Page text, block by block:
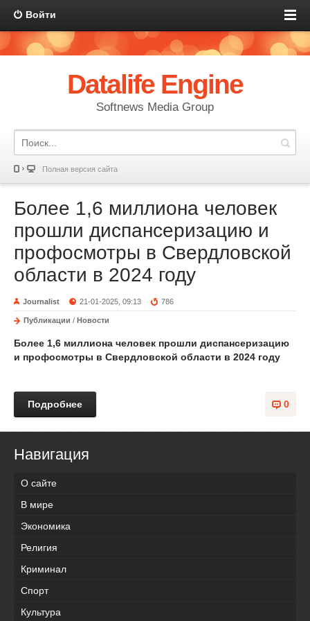
Войти
Datalife Engine
Softnews Media Group
Полная версия сайта
Более 1,6 миллиона человек
прошли диспансеризацию и
профосмотры в Свердловской
области в 2024 году
Journalist 21-01-2025, 09:13 786
Публикации / Новости
Более 1,6 миллиона человек прошли диспансеризацию
и профосмотры в Свердловской области в 2024 году
0
Подробнее
Навигация
О сайте
В мире
Экономика
Религия
Криминал
Спорт
Культура